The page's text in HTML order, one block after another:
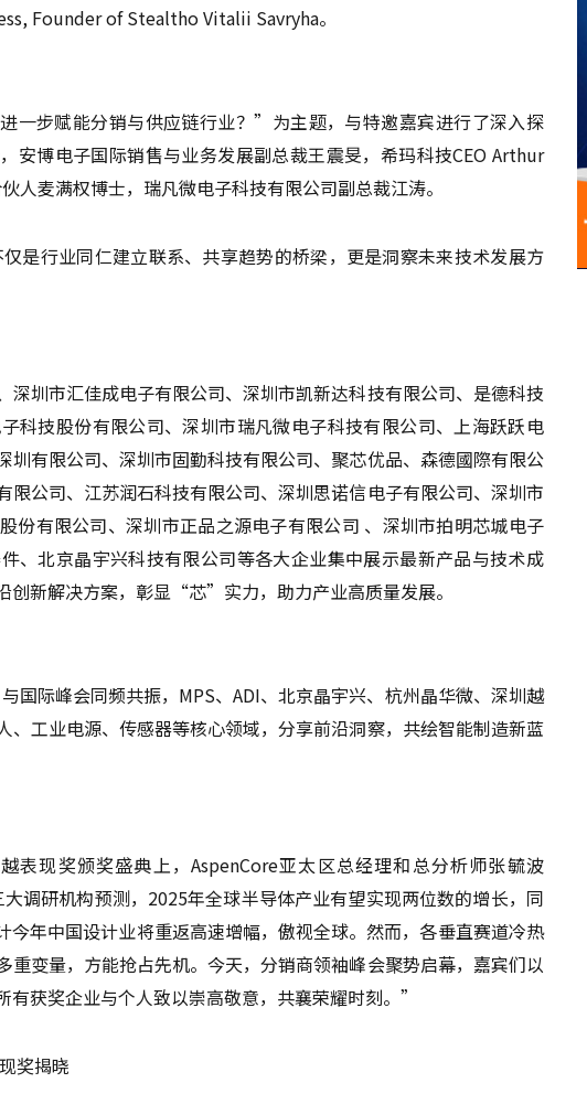
Founder of Stealtho Vitalii Savryha。
一步赋能分销与供应链行业？”为主题，与特邀嘉宾进行了深入探
安博电子国际销售与业务发展副总裁王震旻，希玛科技CEO Arthur
人麦满权博士，瑞凡微电子科技有限公司副总裁江涛。
是行业同仁建立联系、共享趋势的桥梁，更是洞察未来技术发展方
深圳市汇佳成电子有限公司、深圳市凯新达科技有限公司、是德科技
科技股份有限公司、深圳市瑞凡微电子科技有限公司、上海跃跃电
圳有限公司、深圳市固勤科技有限公司、聚芯优品、森德國際有限公
限公司、江苏润石科技有限公司、深圳思诺信电子有限公司、深圳市
份有限公司、深圳市正品之源电子有限公司 、深圳市拍明芯城电子
、北京晶宇兴科技有限公司等各大企业集中展示最新产品与技术成
创新解决方案，彰显“芯”实力，助力产业高质量发展。
际峰会同频共振，MPS、ADI、北京晶宇兴、杭州晶华微、深圳越
、工业电源、传感器等核心领域，分享前沿洞察，共绘智能制造新蓝
表现奖颁奖盛典上，AspenCore亚太区总经理和总分析师张毓波
调研机构预测，2025年全球半导体产业有望实现两位数的增长，同
今年中国设计业将重返高速增幅，傲视全球。然而，各垂直赛道冷热
重变量，方能抢占先机。今天，分销商领袖峰会聚势启幕，嘉宾们以
获奖企业与个人致以崇高敬意，共襄荣耀时刻。”
奖揭晓